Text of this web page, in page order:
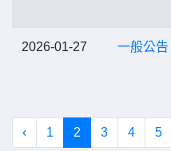
2026-01-27 一般公告
‹ 1 2 3 4 5